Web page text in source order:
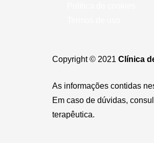
Copyright © 2021 Clínica
As informações contidas
Em caso de dúvidas,
terapêutica.